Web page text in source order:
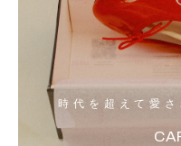
時代を超えて愛